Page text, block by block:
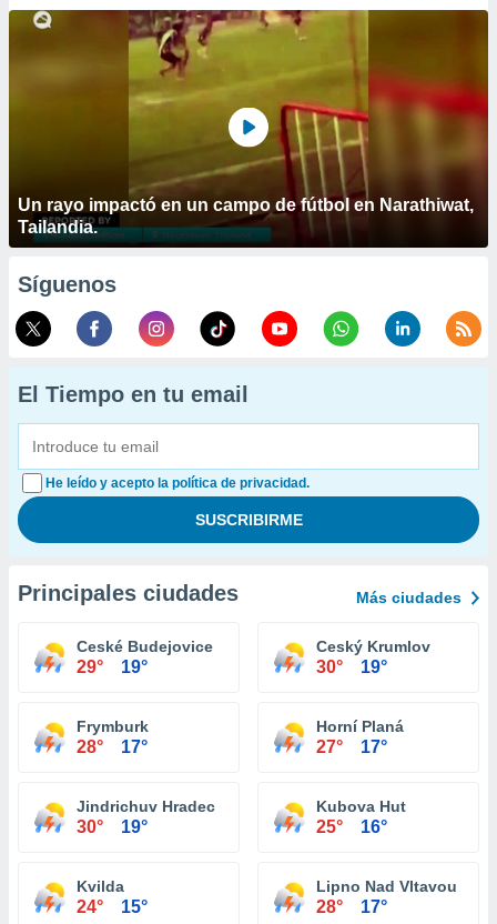
Un rayo impactó en un campo de fútbol en Narathiwat,
Tailandia.
Síguenos
El Tiempo en tu email
He leído y acepto la política de privacidad.
Principales ciudades Más ciudades
Ceské Budejovice
29° 19°
Ceský Krumlov
30° 19°
Frymburk
28° 17°
Horní Planá
27° 17°
Jindrichuv Hradec
30° 19°
Kubova Hut
25° 16°
Kvilda
24° 15°
Lipno Nad Vltavou
28° 17°